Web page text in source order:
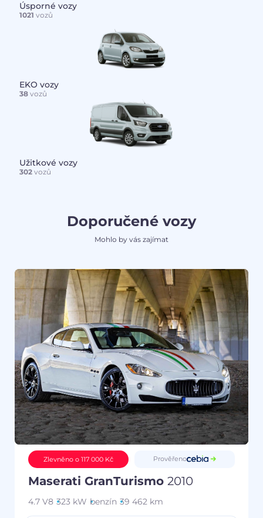
Úsporné vozy
1021 vozů
EKO vozy
38vozů
Užitkové vozy
302vozů
Doporučené vozy
Mohlo by vás zajímat
Zlevněno o 117 000 Kč Prověřeno
Maserati GranTurismo 2010
4.7 V8 323 kW benzín 39 462 km